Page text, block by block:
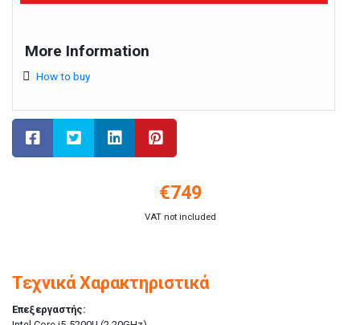
More Information
How to buy
€749
VAT not included
Τεχνικά Χαρακτηριστικά
Επεξεργαστής: